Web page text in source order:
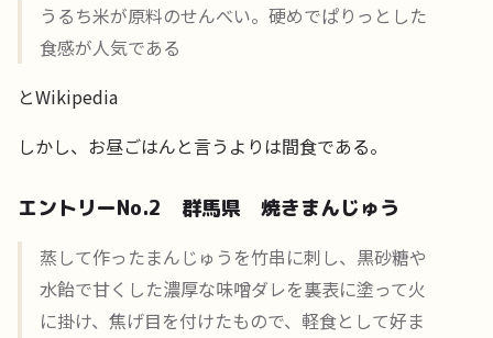
うるち米が原料のせんべい。硬めでぱりっとした
食感が人気である
とWikipedia
しかし、お昼ごはんと言うよりは間食である。
エントリーNo.2 群馬県 焼きまんじゅう
蒸して作ったまんじゅうを竹串に刺し、黒砂糖や
水飴で甘くした濃厚な味噌ダレを裏表に塗って火
に掛け、焦げ目を付けたもので、軽食として好ま